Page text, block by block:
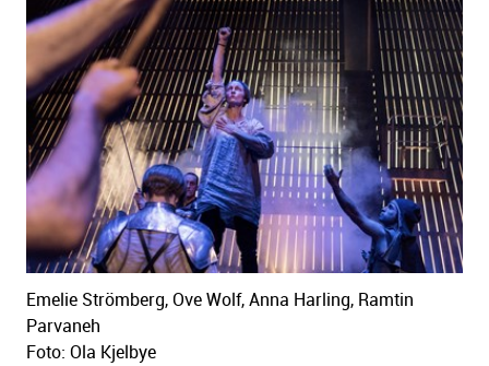
Emelie Strömberg, Ove Wolf, Anna Harling, Ramtin
Parvaneh
Foto: Ola Kjelbye